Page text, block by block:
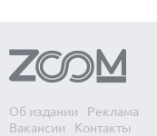
Об издании
Реклама
Вакансии
Контакты